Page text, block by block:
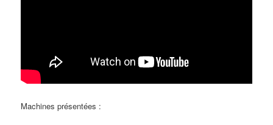
Machines présentées :